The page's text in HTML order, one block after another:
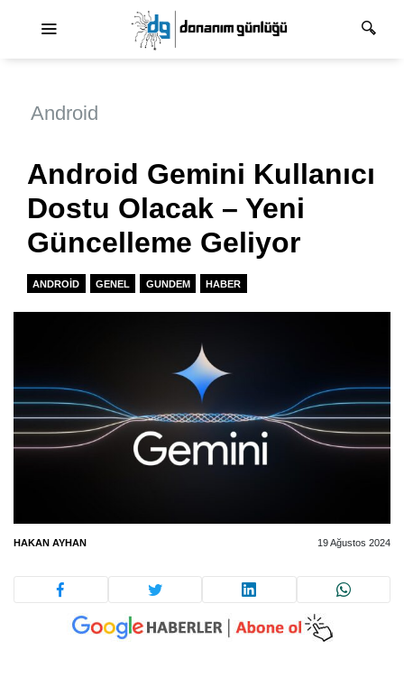
Android
Android Gemini Kullanıcı
Dostu Olacak – Yeni
Güncelleme Geliyor
ANDROID GENEL GUNDEM HABER
HAKAN AYHAN 19 Ağustos 2024